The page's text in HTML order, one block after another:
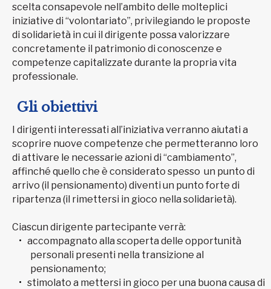
scelta consapevole nell’ambito delle molteplici
iniziative di “volontariato”, privilegiando le proposte
di solidarietà in cui il dirigente possa valorizzare
concretamente il patrimonio di conoscenze e
competenze capitalizzate durante la propria vita
professionale.
Gli obiettivi
I dirigenti interessati all’iniziativa verranno aiutati a
scoprire nuove competenze che permetteranno loro
di attivare le necessarie azioni di “cambiamento”,
affinché quello che è considerato spesso un punto di
arrivo (il pensionamento) diventi un punto forte di
ripartenza (il rimettersi in gioco nella solidarietà).
Ciascun dirigente partecipante verrà:
accompagnato alla scoperta delle opportunità
personali presenti nella transizione al
pensionamento;
stimolato a mettersi in gioco per una buona causa di